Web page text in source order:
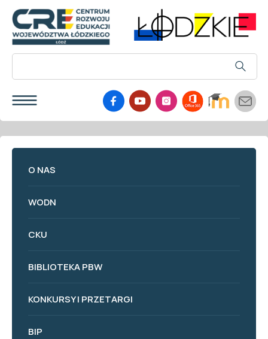
O NAS
WODN
CKU
BIBLIOTEKA PBW
KONKURSY I PRZETARGI
BIP